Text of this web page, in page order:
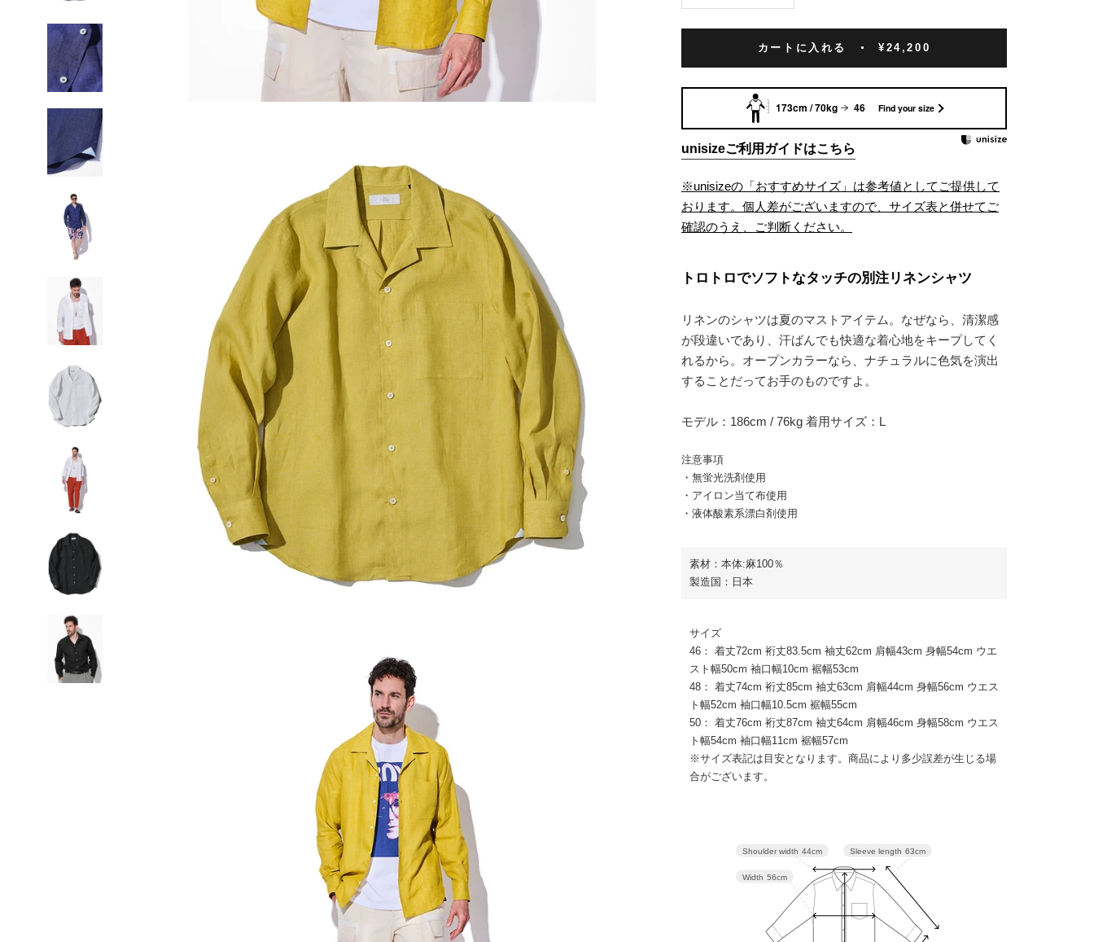
カートに入れる ¥24,200
173cm / 70kg 46 Find your size
unisizeご利用ガイドはこちら
※unisizeの「おすすめサイズ」は参考値としてご提供して
おります。個人差がございますので、サイズ表と併せてご
確認のうえ、ご判断ください。
トロトロでソフトなタッチの別注リネンシャツ
リネンのシャツは夏のマストアイテム。なぜなら、清潔感
が段違いであり、汗ばんでも快適な着心地をキープしてく
れるから。オープンカラーなら、ナチュラルに色気を演出
することだってお手のものですよ。
モデル：186cm / 76kg 着用サイズ：L
注意事項
・無蛍光洗剤使用
・アイロン当て布使用
・液体酸素系漂白剤使用
素材：本体:麻100％
製造国：日本
サイズ
46： 着丈72cm 裄丈83.5cm 袖丈62cm 肩幅43cm 身幅54cm ウエ
スト幅50cm 袖口幅10cm 裾幅53cm
48： 着丈74cm 裄丈85cm 袖丈63cm 肩幅44cm 身幅56cm ウエス
ト幅52cm 袖口幅10.5cm 裾幅55cm
50： 着丈76cm 裄丈87cm 袖丈64cm 肩幅46cm 身幅58cm ウエス
ト幅54cm 袖口幅11cm 裾幅57cm
※サイズ表記は目安となります。商品により多少誤差が生じる場
合がございます。
Sleeve length 63cm
Width 56cm
Shoulder width 44cm